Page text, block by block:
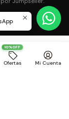
10%OFF
Ofertas Mi Cuenta